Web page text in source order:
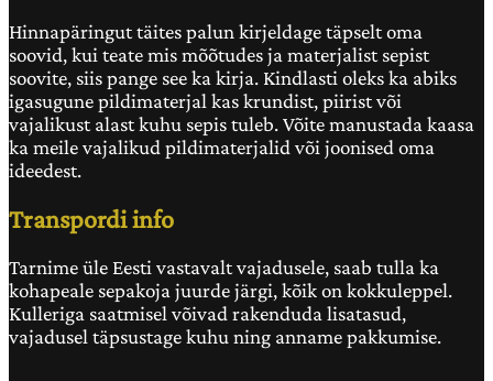
Hinnapäringut täites palun kirjeldage täpselt oma
soovid, kui teate mis mõõtudes ja materjalist sepist
soovite, siis pange see ka kirja. Kindlasti oleks ka abiks
igasugune pildimaterjal kas krundist, piirist või
vajalikust alast kuhu sepis tuleb. Võite manustada kaasa
ka meile vajalikud pildimaterjalid või joonised oma
ideedest.
Transpordi info
Tarnime üle Eesti vastavalt vajadusele, saab tulla ka
kohapeale sepakoja juurde järgi, kõik on kokkuleppel.
Kulleriga saatmisel võivad rakenduda lisatasud,
vajadusel täpsustage kuhu ning anname pakkumise.